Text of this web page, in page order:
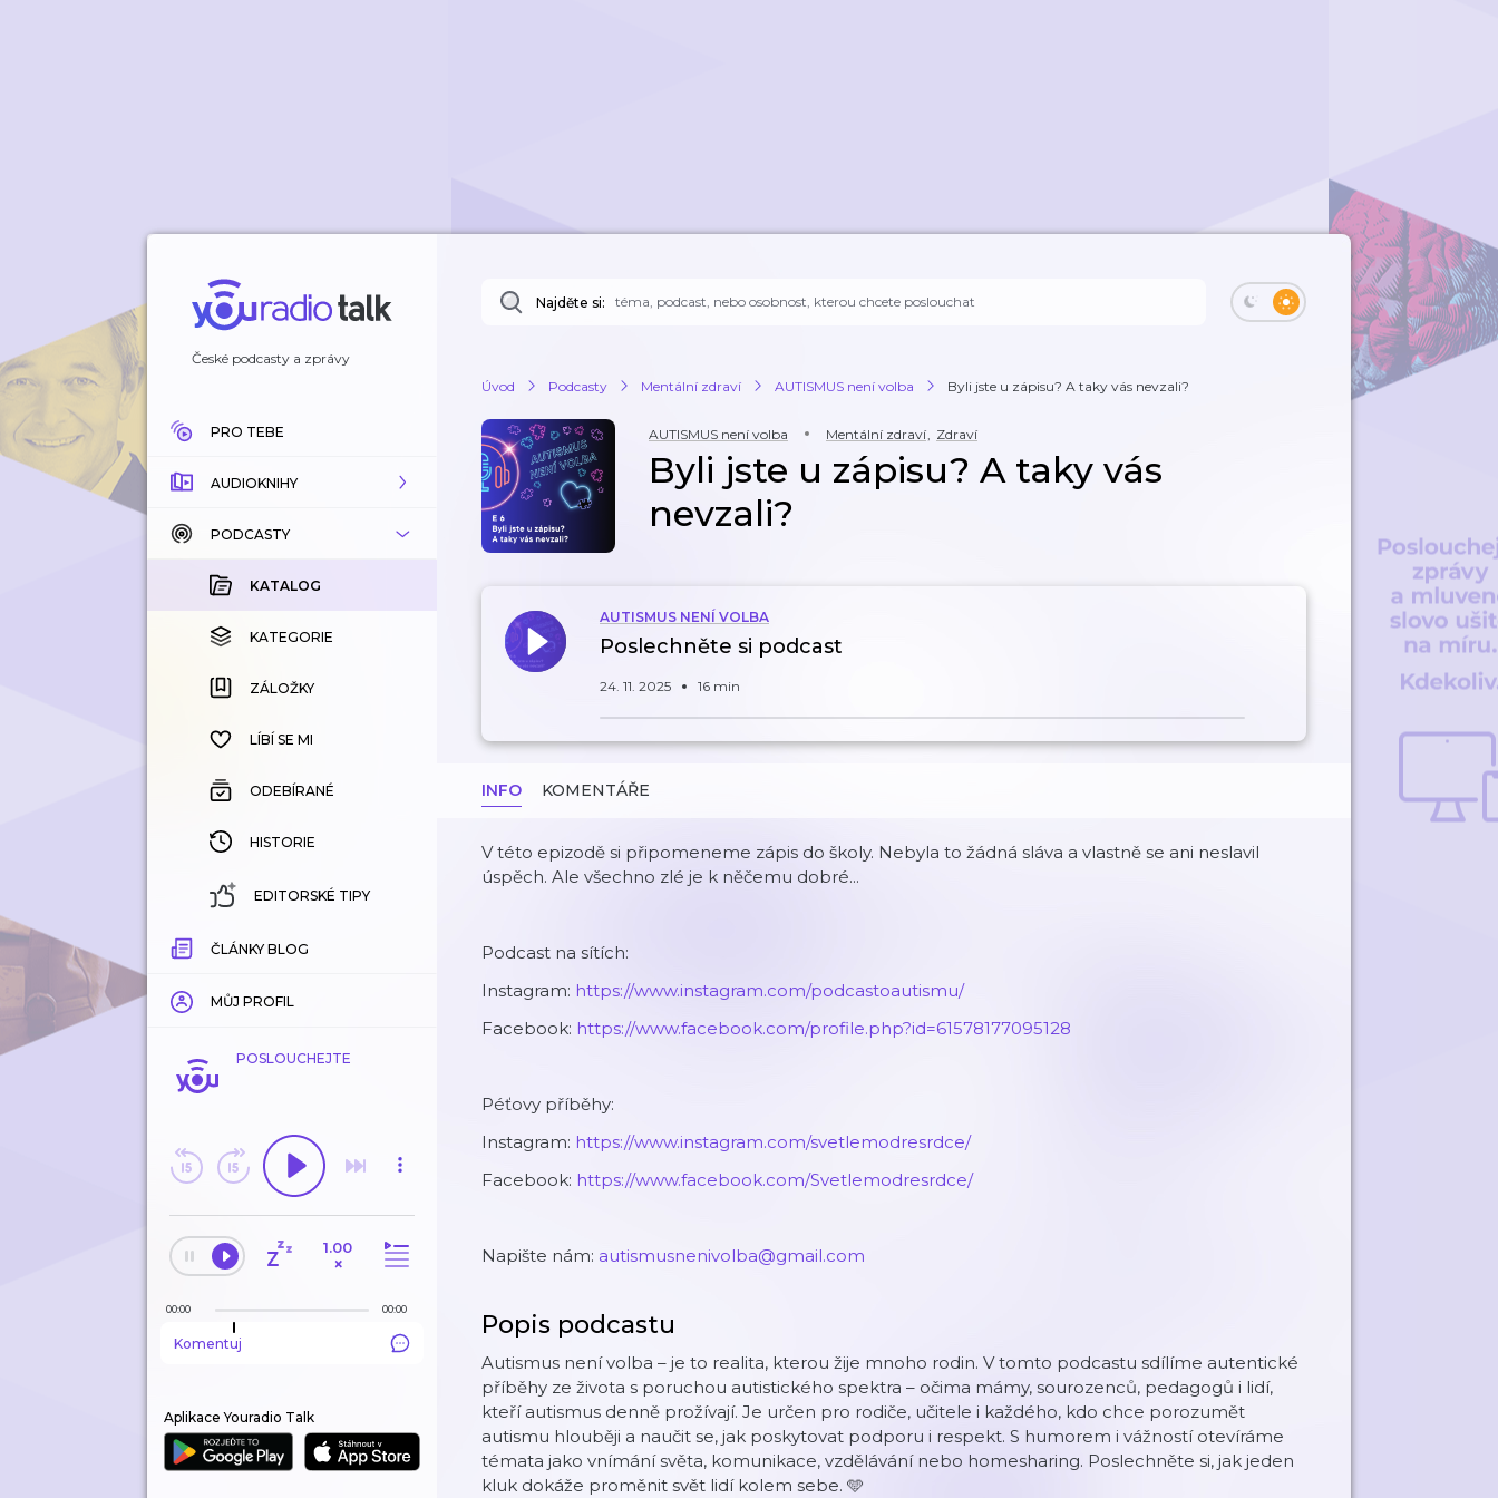
České podcasty a zprávy
PRO TEBE
AUDIOKNIHY
KATALOG
KOUPENÉ
KATEGORIE
ZÁLOŽKY
HISTORIE
PODCASTY
KATALOG
KATEGORIE
ZÁLOŽKY
LÍBÍ SE MI
ODEBÍRANÉ
HISTORIE
EDITORSKÉ TIPY
ČLÁNKY BLOG
MŮJ PROFIL
POSLOUCHEJTE
1.00
×
00:00 00:00
Komentuj
Aplikace Youradio Talk
Najděte si:
Úvod Podcasty Mentální zdraví AUTISMUS není volba Byli jste u zápisu? A taky vás nevzali?
AUTISMUS není volba Mentální zdraví, Zdraví
Byli jste u zápisu? A taky vás
nevzali?
AUTISMUS NENÍ VOLBA
Poslechněte si podcast
24. 11. 2025 16 min
INFO KOMENTÁŘE
V této epizodě si připomeneme zápis do školy. Nebyla to žádná sláva a vlastně se ani neslavil
úspěch. Ale všechno zlé je k něčemu dobré...
Podcast na sítích:
Instagram: https://www.instagram.com/podcastoautismu/
Facebook: https://www.facebook.com/profile.php?id=61578177095128
Péťovy příběhy:
Instagram: https://www.instagram.com/svetlemodresrdce/
Facebook: https://www.facebook.com/Svetlemodresrdce/
Napište nám: autismusnenivolba@gmail.com
Popis podcastu
Autismus není volba – je to realita, kterou žije mnoho rodin. V tomto podcastu sdílíme autentické
příběhy ze života s poruchou autistického spektra – očima mámy, sourozenců, pedagogů i lidí,
kteří autismus denně prožívají. Je určen pro rodiče, učitele i každého, kdo chce porozumět
autismu hlouběji a naučit se, jak poskytovat podporu i respekt. S humorem i vážností otevíráme
témata jako vnímání světa, komunikace, vzdělávání nebo homesharing. Poslechněte si, jak jeden
kluk dokáže proměnit svět lidí kolem sebe. 🩵